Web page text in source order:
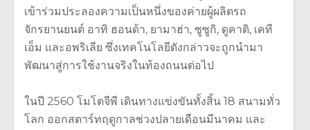
เข้าร่วมประลองความเป็นหนึ่งของค่ายผู้ผลิตรถ
จักรยานยนต์ อาทิ ฮอนด้า, ยามาฮ่า, ซูซูกิ, ดูคาติ, เคที
เอ็ม และอพริเลีย ซึ่งเทคโนโลยีดังกล่าวจะถูกนำมา
พัฒนาสู่การใช้งานจริงในท้องถนนต่อไป
ในปี 2560 โมโตจีพี เดินทางแข่งขันทั้งสิ้น 18 สนามทั่ว
โลก ออกสตาร์ทฤดูกาลช่วงปลายเดือนมีนาคม และ